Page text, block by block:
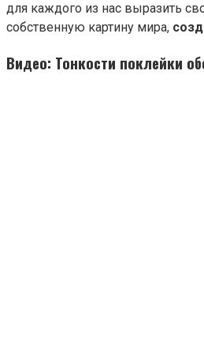
для каждого из нас выразить
собственную картину мира,
Видео: Тонкости поклейки